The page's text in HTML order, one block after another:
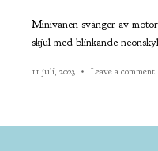
Minivanen svänger av
skjul med blinkande
11 juli, 2023 Leave a comment